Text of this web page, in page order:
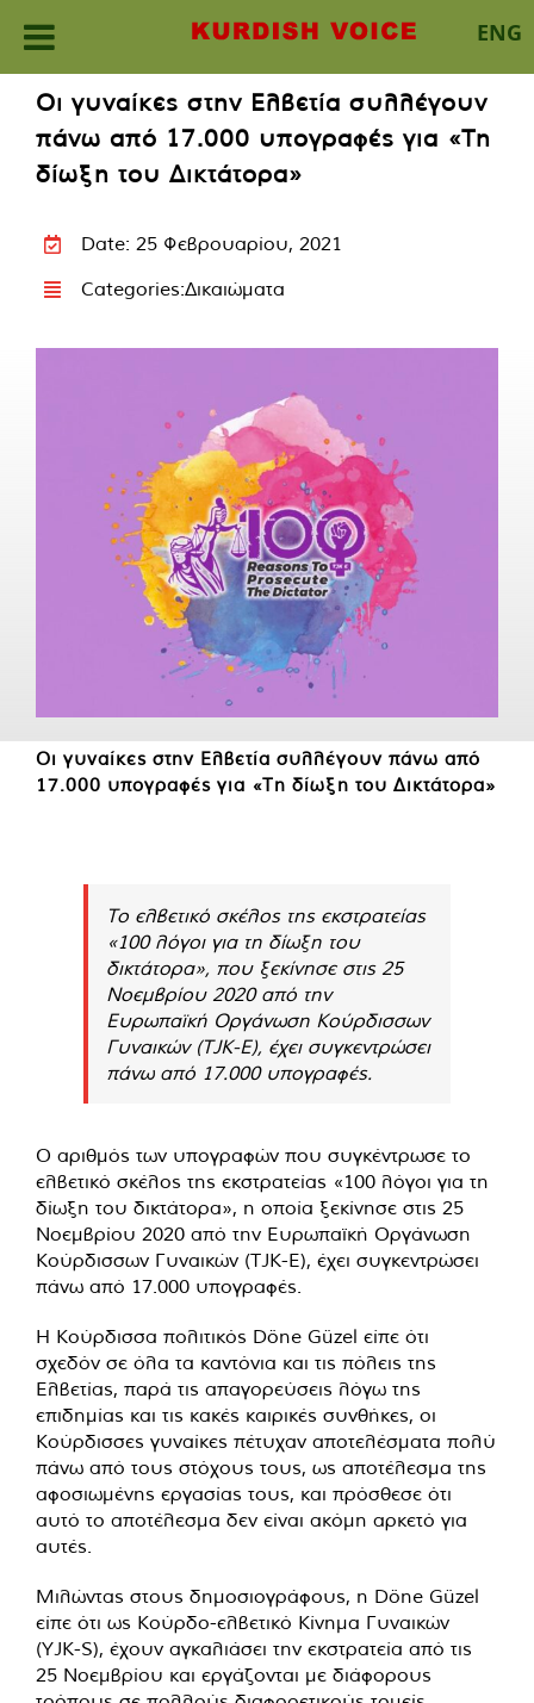
ENG
content
Οι γυναίκες στην Ελβετία συλλέγουν
πάνω από 17.000 υπογραφές για «Τη
δίωξη του Δικτάτορα»
Date: 25 Φεβρουαρίου, 2021
Categories:Δικαιώματα
Οι γυναίκες στην Ελβετία συλλέγουν πάνω από
17.000 υπογραφές για «Τη δίωξη του Δικτάτορα»
Το ελβετικό σκέλος της εκστρατείας
«100 λόγοι για τη δίωξη του
δικτάτορα», που ξεκίνησε στις 25
Νοεμβρίου 2020 από την
Ευρωπαϊκή Οργάνωση Κούρδισσων
Γυναικών (TJK-E), έχει συγκεντρώσει
πάνω από 17.000 υπογραφές.
Ο αριθμός των υπογραφών που συγκέντρωσε το
ελβετικό σκέλος της εκστρατείας «100 λόγοι για τη
δίωξη του δικτάτορα», η οποία ξεκίνησε στις 25
Νοεμβρίου 2020 από την Ευρωπαϊκή Οργάνωση
Κούρδισσων Γυναικών (TJK-E), έχει συγκεντρώσει
πάνω από 17.000 υπογραφές.
Η Κούρδισσα πολιτικός Döne Güzel είπε ότι
σχεδόν σε όλα τα καντόνια και τις πόλεις της
Ελβετίας, παρά τις απαγορεύσεις λόγω της
επιδημίας και τις κακές καιρικές συνθήκες, οι
Κούρδισσες γυναίκες πέτυχαν αποτελέσματα πολύ
πάνω από τους στόχους τους, ως αποτέλεσμα της
αφοσιωμένης εργασίας τους, και πρόσθεσε ότι
αυτό το αποτέλεσμα δεν είναι ακόμη αρκετό για
αυτές.
Μιλώντας στους δημοσιογράφους, η Döne Güzel
είπε ότι ως Κούρδο-ελβετικό Κίνημα Γυναικών
(YJK-S), έχουν αγκαλιάσει την εκστρατεία από τις
25 Νοεμβρίου και εργάζονται με διάφορους